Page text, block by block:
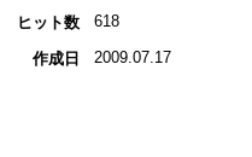
ヒット数
618
作成日 2009.07.17